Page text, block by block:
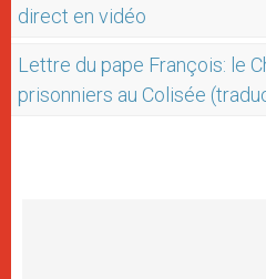
direct en vidéo
Lettre du pape François: le
prisonniers au Colisée